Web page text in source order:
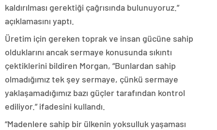
kaldırılması gerektiği çağrısında bulunuyoruz.”
açıklamasını yaptı.
Üretim için gereken toprak ve insan gücüne sahip
olduklarını ancak sermaye konusunda sıkıntı
çektiklerini bildiren Morgan, “Bunlardan sahip
olmadığımız tek şey sermaye, çünkü sermaye
yaklaşamadığımız bazı güçler tarafından kontrol
ediliyor.” ifadesini kullandı.
“Madenlere sahip bir ülkenin yoksulluk yaşaması